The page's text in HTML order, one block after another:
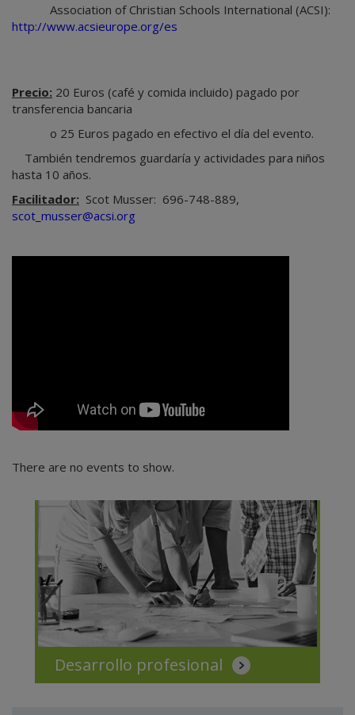
Association of Christian Schools International (ACSI):
http://www.acsieurope.org/es
Precio: 20 Euros (café y comida incluido) pagado por
transferencia bancaria
o 25 Euros pagado en efectivo el día del evento.
También tendremos guardaría y actividades para niños
hasta 10 años.
Facilitador: Scot Musser: 696-748-889,
scot_musser@acsi.org
There are no events to show.
Desarrollo profesional